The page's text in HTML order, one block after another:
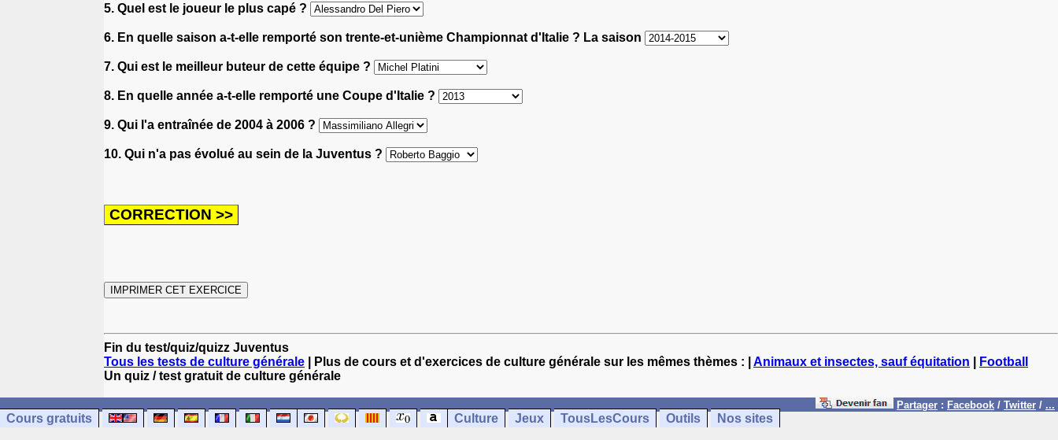
5. Quel est le joueur le plus capé ?
6. En quelle saison a-t-elle remporté son trente-et-unième Championnat d'Italie ? La saison
7. Qui est le meilleur buteur de cette équipe ?
8. En quelle année a-t-elle remporté une Coupe d'Italie ?
9. Qui l'a entraînée de 2004 à 2006 ?
10. Qui n'a pas évolué au sein de la Juventus ?
Fin du test/quiz/quizz Juventus
Tous les tests de culture générale | Plus de cours et d'exercices de culture générale sur les mêmes thèmes : | Animaux et insectes, sauf équitation
Football
Un quiz / test gratuit de culture générale
Partager : Facebook / Twitter / ...
Cours gratuits Culture Jeux TousLesCours Outils Nos sites